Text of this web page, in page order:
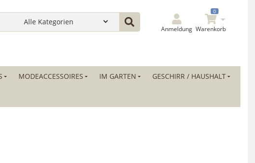
Anmeldung
0
Warenkorb
MODEACCESSOIRES IM GARTEN GESCHIRR / HAUSHALT